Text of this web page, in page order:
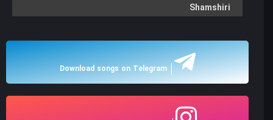
Shamshiri
Shamshir Qaragozu
Arabi Koroglu
El Gozallamasi
Download songs on Telegram